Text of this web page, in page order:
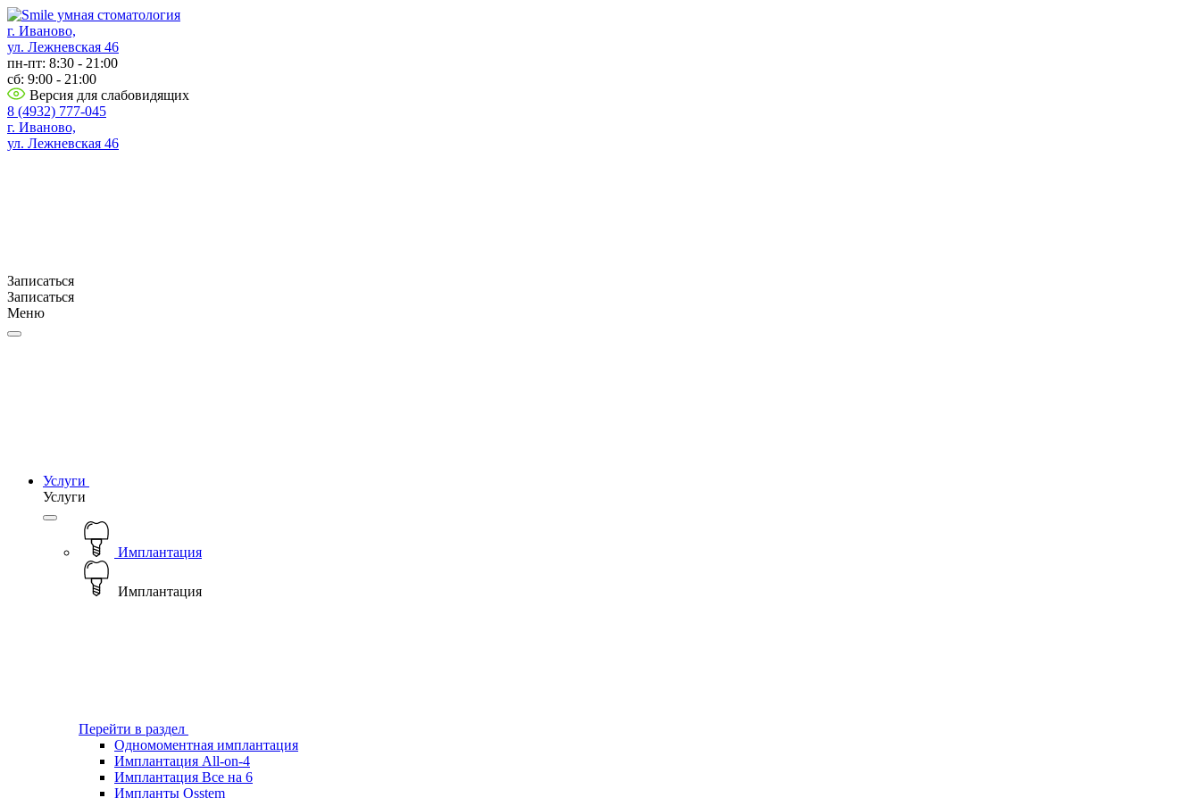
г. Иваново,
ул. Лежневская 46
пн-пт: 8:30 - 21:00
сб: 9:00 - 21:00
Версия для слабовидящих
8 (4932) 777-045
г. Иваново,
ул. Лежневская 46
Записаться
Записаться
Меню
Услуги
Услуги
Имплантация
Имплантация
Перейти в раздел
Одномоментная имплантация
Имплантация All-on-4
Имплантация Все на 6
Импланты Osstem